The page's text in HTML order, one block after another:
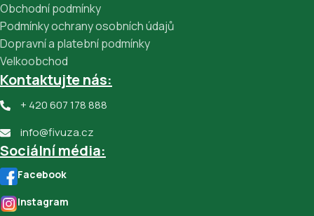
Obchodní podmínky
Podmínky ochrany osobních údajů
Dopravní a platební podmínky
Velkoobchod
Kontaktujte nás:
+ 420 607 178 888
info@fivuza.cz
Sociální média:
Facebook
Instagram